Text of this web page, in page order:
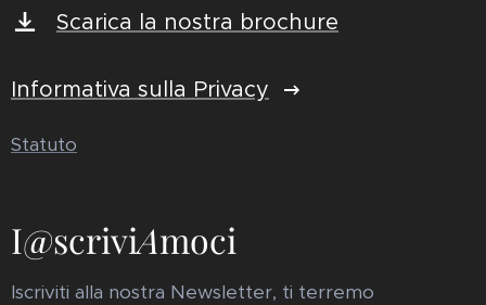
Scarica la nostra brochure
Informativa sulla Privacy
Statuto
I@scriviAmoci
Iscriviti alla nostra Newsletter, ti terremo